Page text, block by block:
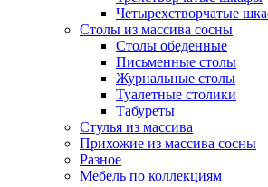
Четырехстворчатые
Столы из массива сосны
Столы обеденные
Письменные столы
Журнальные столы
Туалетные столики
Табуреты
Стулья из массива
Прихожие из массива сосны
Разное
Мебель по коллекциям